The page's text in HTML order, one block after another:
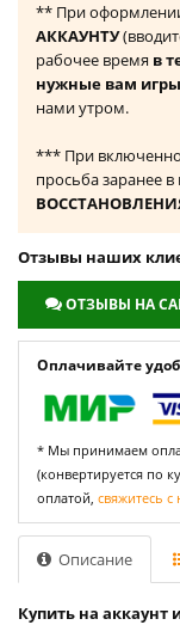
** При
АККАУНТУ
рабочее время в
нужные вам игры
нами утром.
*** При
просьба заранее
Отзывы наших
ОТЗЫВЫ НА
Оплачивайте
* Мы принимаем
(конвертируется по
оплатой, свяжитесь с
Описание
Купить на аккаунт